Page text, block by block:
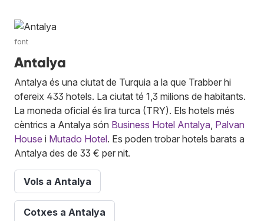
font
Antalya
Antalya és una ciutat de Turquia a la que Trabber hi
ofereix 433 hotels. La ciutat té 1,3 milions de habitants.
La moneda oficial és lira turca (TRY). Els hotels més
cèntrics a Antalya són Business Hotel Antalya Palvan
House i Mutado Hotel. Es poden trobar hotels barats a
Antalya des de 33 € per nit.
Vols a Antalya
Cotxes a Antalya